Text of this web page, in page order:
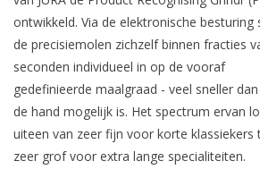
ontwikkeld. Via de elektronische besturing
de precisiemolen zichzelf binnen fracties
seconden individueel in op de vooraf
gedefinieerde maalgraad - veel sneller
de hand mogelijk is. Het spectrum ervan
uiteen van zeer fijn voor korte klassiekers
zeer grof voor extra lange specialiteiten.